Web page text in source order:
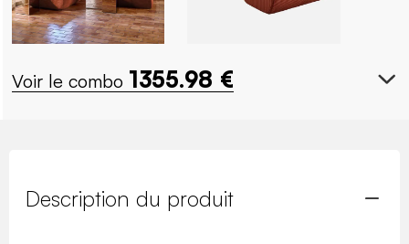
Voir le combo 1355.98 €
Description du produit